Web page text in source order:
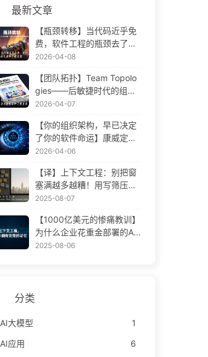
最新文章
【瓶颈转移】当代码近乎免
费，软件工程的瓶颈去了哪
里 AI 时代软件工程变革——
2026-04-08
【团队拓扑】Team Topolo
gies——后敏捷时代的组织
设计方法论 AI 时代软件工程
2026-04-07
【你的组织架构，早已决定
了你的软件命运】康威定律
——被低估了 56 年的管理
——慢慢学AI171
2026-04-06
【译】上下文工程：别把窗
塞满越多越糟！用写筛压隔
四步，警惕投毒干扰混淆冲
学AI170
2025-08-07
【1000亿美元的惨痛教训】
为什么企业花重金部署的AI
助手，总在关键时刻“失
2025-08-06
分类
AI大模型
1
AI应用
6